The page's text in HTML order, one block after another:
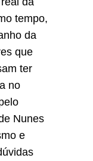
tempo,
da
que
ter
no
Nunes
e